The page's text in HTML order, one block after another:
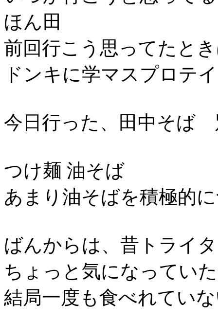
ほん田
前回行こう思ってたと
ドンキに学マスプロテ
今日行った、田中そば
つけ麺 油そば
あまり油そばを積極的
ばんからは、昔トライ
ちょっと気になってい
結局一度も食べれてい